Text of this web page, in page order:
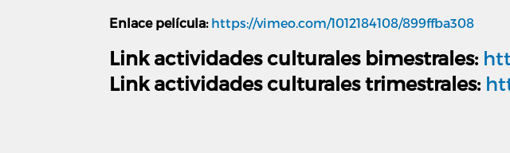
Enlace película: https://vimeo.com/1012184108/899ffba308
Link actividades culturales bimestrales:
Link actividades culturales trimestrales: